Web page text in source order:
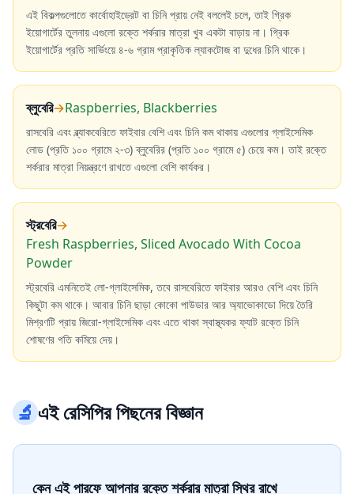
এই বিকল্পগুলোতে কার্বোহাইড্রেট বা চিনি প্রায় নেই বললেই চলে, তাই গ্রিক
ইয়োগার্টের তুলনায় এগুলো রক্তে শর্করার মাত্রা খুব একটা বাড়ায় না। গ্রিক
ইয়োগার্টের প্রতি সার্ভিংয়ে ৪-৬ গ্রাম প্রাকৃতিক ল্যাকটোজ বা দুধের চিনি থাকে।
ব্লুবেরি→Raspberries, Blackberries
রাসবেরি এবং ব্ল্যাকবেরিতে ফাইবার বেশি এবং চিনি কম থাকায় এগুলোর গ্লাইসেমিক
লোড (প্রতি ১০০ গ্রামে ২-৩) ব্লুবেরির (প্রতি ১০০ গ্রামে ৫) চেয়ে কম। তাই রক্তে
শর্করার মাত্রা নিয়ন্ত্রণে রাখতে এগুলো বেশি কার্যকর।
স্ট্রবেরি→
Fresh Raspberries, Sliced Avocado With Cocoa
Powder
স্ট্রবেরি এমনিতেই লো-গ্লাইসেমিক, তবে রাসবেরিতে ফাইবার আরও বেশি এবং চিনি
কিছুটা কম থাকে। আবার চিনি ছাড়া কোকো পাউডার আর অ্যাভোকাডো দিয়ে তৈরি
মিশ্রণটি প্রায় জিরো-গ্লাইসেমিক এবং এতে থাকা স্বাস্থ্যকর ফ্যাট রক্তে চিনি
শোষণের গতি কমিয়ে দেয়।
🔬এই রেসিপির পিছনের বিজ্ঞান
কেন এই পারফে আপনার রক্তে শর্করার মাত্রা স্থির রাখে